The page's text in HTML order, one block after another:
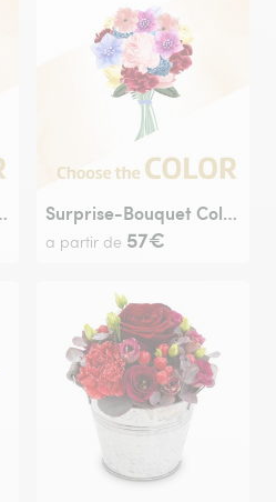
flowers Surprise-Bouquet Colour Choice
a partir de 57€